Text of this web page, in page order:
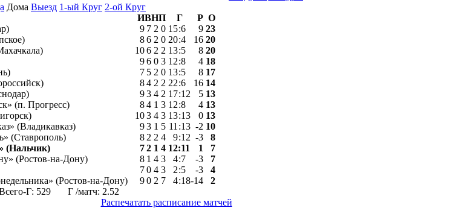
Дома Выезд 1-ый Круг 2-ой Круг
ИВНП Г Р О
9 7 2 0 15:6 9 23
86 2 0 20:4 16 20
106 2 2 13:5 8 20
96 0 3 12:8 4 18
7 5 2 0 13:5 8 17
84 2 2 22:6 16 14
93 4 2 17:12 5 13
(п. Прогресс) 84 1 3 12:8 4 13
103 4 3 13:13 0 13
(Владикавказ) 93 1 5 11 :13 -2 10
(Ставрополь) 8 2 2 4 9:12 -3
8
(Нальчик) 72 1 4 12:11 1
7
(Ростов-на-Дону) 8 1 4 3 4:7 -3
7
70 4 3 2:5 -3
4
(Ростов-на-Дону) 90 2 7 4:18-14
2
Г: 529 Г /матч: 2.52
Распечатать расписание матчей